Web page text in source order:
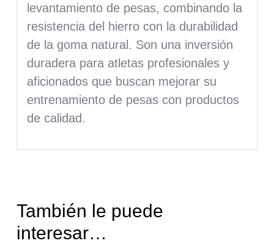
levantamiento de pesas, combinando la
resistencia del hierro con la durabilidad
de la goma natural. Son una inversión
duradera para atletas profesionales y
aficionados que buscan mejorar su
entrenamiento de pesas con productos
de calidad.
También le puede
interesar…